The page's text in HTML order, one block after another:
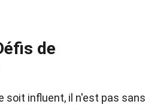
de
soit influent, il n'est pas sans